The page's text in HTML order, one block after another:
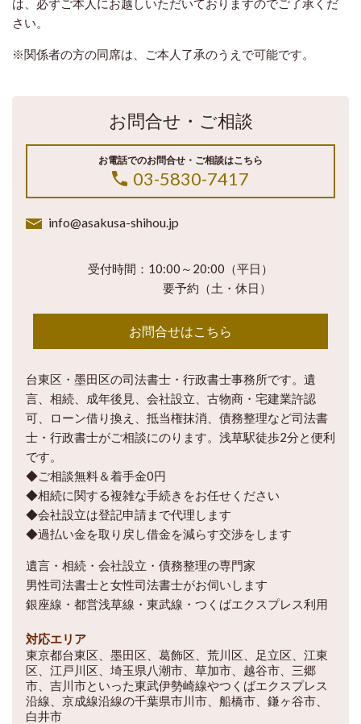
は、必ずご本人にお越しいただいておりますのでご了承くだ
さい。
※関係者の方の同席は、ご本人了承のうえで可能です。
お問合せ・ご相談
お電話でのお問合せ・ご相談はこちら
03-5830-7417
info@asakusa-shihou.jp
受付時間：10:00～20:00（平日）
要予約（土・休日）
お問合せはこちら
台東区・墨田区の司法書士・行政書士事務所です。遺
言、相続、成年後見、会社設立、古物商・宅建業許認
可、ローン借り換え、抵当権抹消、債務整理など司法書
士・行政書士がご相談にのります。浅草駅徒歩2分と便利
です。
◆ご相談無料＆着手金0円
◆相続に関する複雑な手続きをお任せください
◆会社設立は登記申請まで代理します
◆過払い金を取り戻し借金を減らす交渉をします
遺言・相続・会社設立・債務整理の専門家
男性司法書士と女性司法書士がお伺いします
銀座線・都営浅草線・東武線・つくばエクスプレス利用
対応エリア
東京都台東区、墨田区、葛飾区、荒川区、足立区、江東
区、江戸川区、埼玉県八潮市、草加市、越谷市、三郷
市、吉川市といった東武伊勢崎線やつくばエクスプレス
沿線、京成線沿線の千葉県市川市、船橋市、鎌ヶ谷市、
白井市